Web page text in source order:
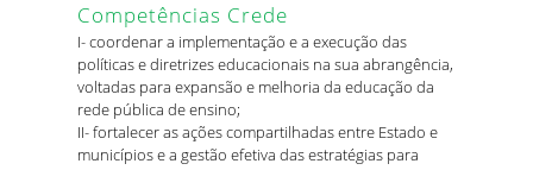
Competências Crede
I- coordenar a implementação e a execução das
políticas e diretrizes educacionais na sua abrangência,
voltadas para expansão e melhoria da educação da
rede pública de ensino;
II- fortalecer as ações compartilhadas entre Estado e
municípios e a gestão efetiva das estratégias para